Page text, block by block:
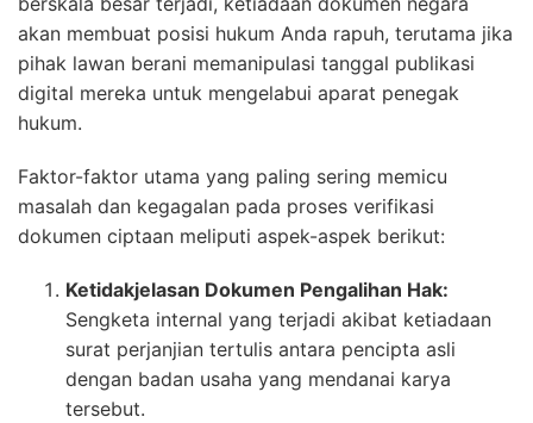
akan membuat posisi hukum Anda rapuh, terutama jika
pihak lawan berani memanipulasi tanggal publikasi
digital mereka untuk mengelabui aparat penegak
hukum.
Faktor-faktor utama yang paling sering memicu
masalah dan kegagalan pada proses verifikasi
dokumen ciptaan meliputi aspek-aspek berikut:
Ketidakjelasan Dokumen Pengalihan Hak:
Sengketa internal yang terjadi akibat ketiadaan
surat perjanjian tertulis antara pencipta asli
dengan badan usaha yang mendanai karya
tersebut.